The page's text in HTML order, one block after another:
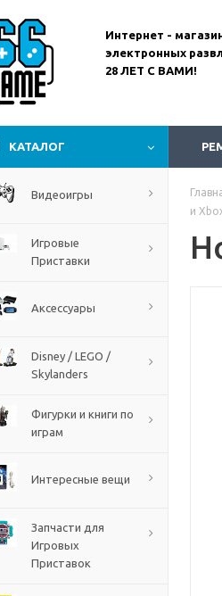
Интернет -
электронных
28 ЛЕТ С ВАМИ!
КАТАЛОГ
Видеоигры
Игровые
Приставки
Аксессуары
Disney / LEGO /
Skylanders
Фигурки и книги по
играм
Интересные вещи
Запчасти для
Игровых
Приставок
The Blood of Dawnwalker
и